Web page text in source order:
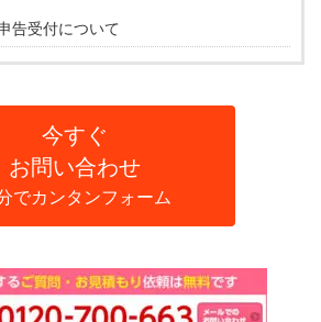
告受付について
今すぐ
お問い合わせ
でカンタンフォーム